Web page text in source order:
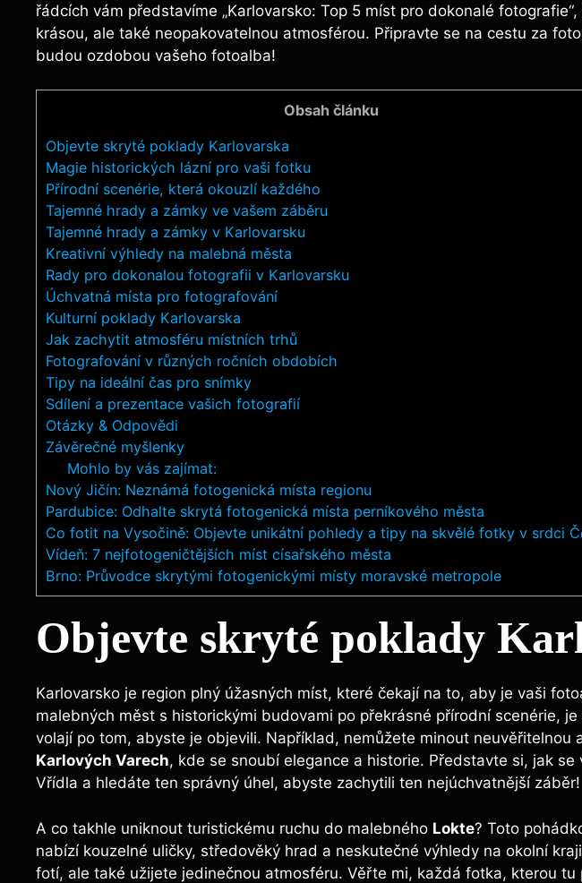
řádcích vám představíme „Karlovarsko: Top 5 míst pro dokonalé
krásou, ale také neopakovatelnou atmosférou. Připravte se na cestu za
budou ozdobou vašeho fotoalba!
Obsah článku
Objevte skryté poklady Karlovarska
Magie historických lázní pro vaši fotku
Přírodní scenérie, která okouzlí každého
Tajemné hrady a zámky ve vašem záběru
Tajemné hrady a zámky v Karlovarsku
Kreativní výhledy na malebná města
Rady pro dokonalou fotografii v Karlovarsku
Úchvatná místa pro fotografování
Kulturní poklady Karlovarska
Jak zachytit atmosféru místních trhů
Fotografování v různých ročních obdobích
Tipy na ideální čas pro snímky
Sdílení a prezentace vašich fotografií
Otázky & Odpovědi
Závěrečné myšlenky
Mohlo by vás zajímat:
Nový Jičín: Neznámá fotogenická místa regionu
Pardubice: Odhalte skrytá fotogenická místa perníkového města
Co fotit na Vysočině: Objevte unikátní pohledy a tipy na skvělé fotky v srdci
Vídeň: 7 nejfotogeničtějších míst císařského města
Brno: Průvodce skrytými fotogenickými místy moravské metropole
Objevte skryté poklady
Karlovarsko je region plný úžasných míst, které čekají na to, aby je vaši
malebných měst s historickými budovami po překrásné přírodní scenérie,
volají po tom, abyste je objevili. Například, nemůžete minout neuvěřitelnou
Karlových Varech, kde se snoubí elegance a historie. Představte si, jak se
Vřídla a hledáte ten správný úhel, abyste zachytili ten nejúchvatnější záběr!
A co takhle uniknout turistickému ruchu do malebného Lokte? Toto
nabízí kouzelné uličky, středověký hrad a neskutečné výhledy na okolní
fotí, ale také užijete jedinečnou atmosféru. Věřte mi, každá fotka, kterou tu